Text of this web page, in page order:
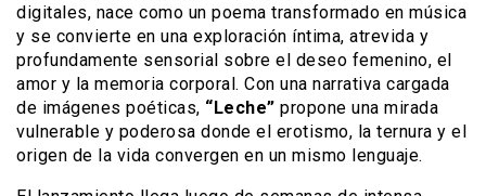
digitales, nace como un poema transformado en música
y se convierte en una exploración íntima, atrevida y
profundamente sensorial sobre el deseo femenino, el
amor y la memoria corporal. Con una narrativa cargada
de imágenes poéticas, “Leche” propone una mirada
vulnerable y poderosa donde el erotismo, la ternura y el
origen de la vida convergen en un mismo lenguaje.